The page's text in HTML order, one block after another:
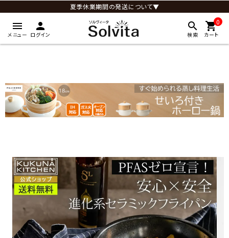
夏季休業期間の発送について▼
menu
メニュー
person
ログイン
search
検索
0
shopping_cart
カート